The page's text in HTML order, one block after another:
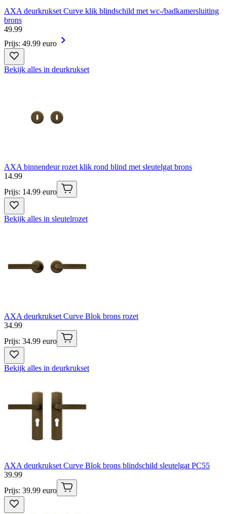
AXA deurkrukset Curve klik blindschild met wc-/badkamersluiting
brons
49.99
Prijs: 49.99 euro
Bekijk alles in deurkrukset
AXA binnendeur rozet klik rond blind met sleutelgat brons
14.99
Prijs: 14.99 euro
Bekijk alles in sleutelrozet
AXA deurkrukset Curve Blok brons rozet
34.99
Prijs: 34.99 euro
Bekijk alles in deurkrukset
AXA deurkrukset Curve Blok brons blindschild sleutelgat PC55
39.99
Prijs: 39.99 euro